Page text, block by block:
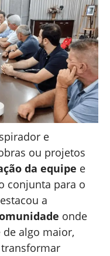
e
ou projetos
da equipe e
conjunta para o
a
onde
algo maior,